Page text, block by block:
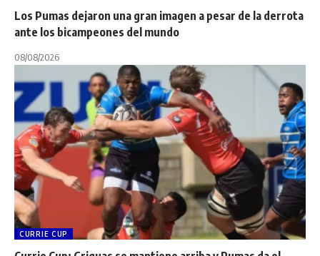
Los Pumas dejaron una gran imagen a pesar de la derrota
ante los bicampeones del mundo
08/08/2026
CURRIE CUP